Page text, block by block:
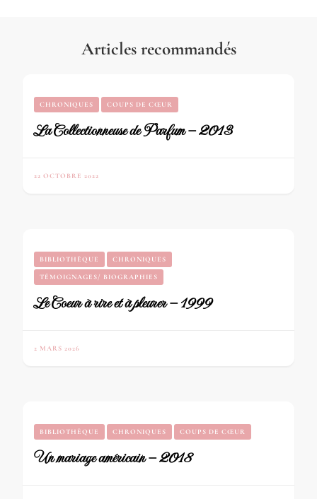
Articles recommandés
CHRONIQUES COUPS DE CŒUR
La Collectionneuse de Parfum – 2013
22 OCTOBRE 2022
BIBLIOTHÈQUE CHRONIQUES
TÉMOIGNAGES/ BIOGRAPHIES
Le Coeur à rire et à pleurer – 1999
2 MARS 2026
BIBLIOTHÈQUE CHRONIQUES COUPS DE CŒUR
Un mariage américain – 2018